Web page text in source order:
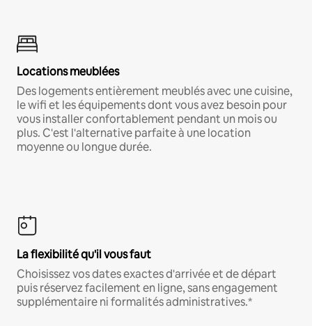
Locations meublées
Des logements entièrement meublés avec une cuisine,
le wifi et les équipements dont vous avez besoin pour
vous installer confortablement pendant un mois ou
plus. C'est l'alternative parfaite à une location
moyenne ou longue durée.
La flexibilité qu'il vous faut
Choisissez vos dates exactes d'arrivée et de départ
puis réservez facilement en ligne, sans engagement
supplémentaire ni formalités administratives.*